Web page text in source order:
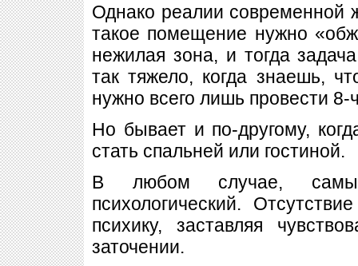
Однако реалии современной
такое помещение нужно
нежилая зона, и тогда
так тяжело, когда знаешь,
нужно всего лишь провести
Но бывает и по-другому,
стать спальней или гостиной.
В любом случае,
психологический.
психику, заставляя
заточении.